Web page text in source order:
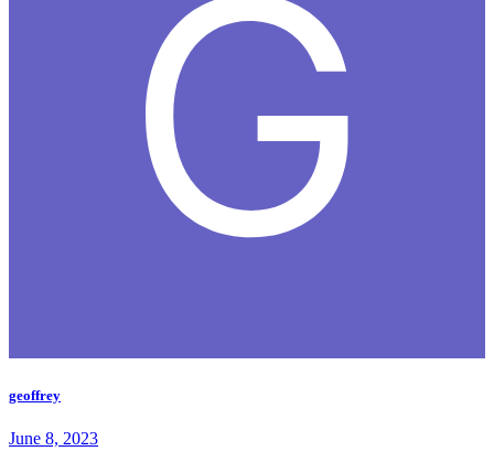
geoffrey
June 8, 2023